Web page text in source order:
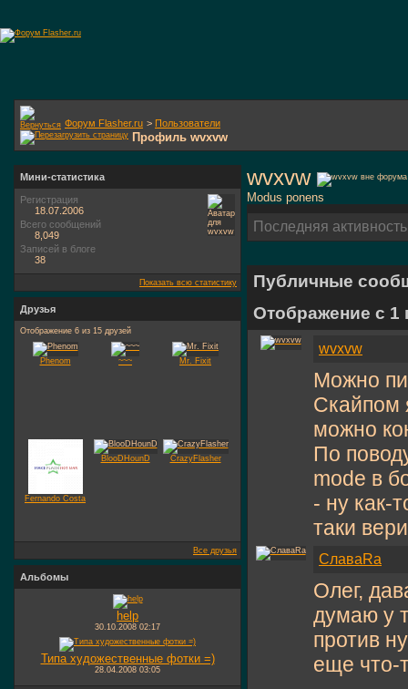
Форум Flasher.ru > Пользователи
Профиль wvxvw
wvxvw
Modus ponens
Последняя
Публичные
Отображение с 1
wvxvw
Можно
Скайпом
можно
По
mode в
- ну как-
таки
СлаваRa
Олег,
думаю у
против
еще что-
Мини-статистика
Регистрация
18.07.2006
Всего сообщений
8,049
Записей в блоге
38
Показать всю статистику
Друзья
Отображение 6 из 15 друзей
Phenom ~~~ Mr. Fixit
Fernando Costa
BlooDHounD CrazyFlasher
Все друзья
Альбомы
help
30.10.2008 02:17
Типа художественные фотки =)
28.04.2008 03:05